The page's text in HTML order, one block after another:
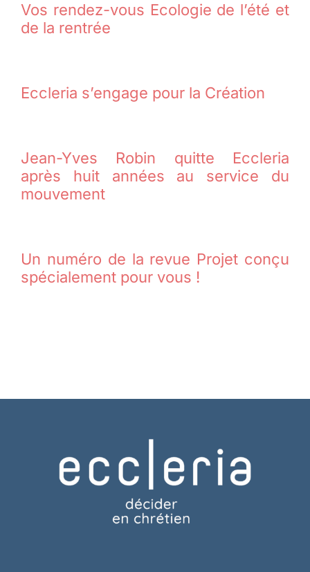
Vos rendez-vous Ecologie de l’été et
de la rentrée
Eccleria s’engage pour la Création
Jean-Yves Robin quitte Eccleria
après huit années au service du
mouvement
Un numéro de la revue Projet conçu
spécialement pour vous !